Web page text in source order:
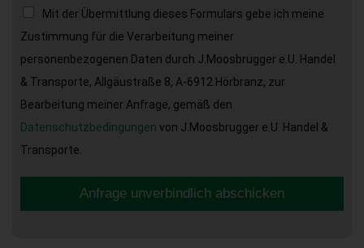
Mit der Übermittlung dieses Formulars gebe ich meine
Zustimmung für die Verarbeitung meiner
personenbezogenen Daten durch J.Moosbrugger e.U. Handel
& Transporte, Allgäustraße 8, A-6912 Hörbranz, zur
Bearbeitung meiner Anfrage, gemäß den
Datenschutzbedingungen von J.Moosbrugger e.U. Handel &
Transporte.
Anfrage unverbindlich abschicken